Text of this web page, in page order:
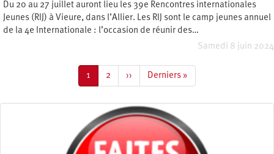
Du 20 au 27 juillet auront lieu les 39e Rencontres internationales
Jeunes (RIJ) à Vieure, dans l’Allier. Les RIJ sont le camp jeunes annuel
de la 4e Internationale : l’occasion de réunir des…
Samedi 8 juin 2024
Page
courante
1 Page
2
Page
suivante
››
Dernière
page
Derniers »